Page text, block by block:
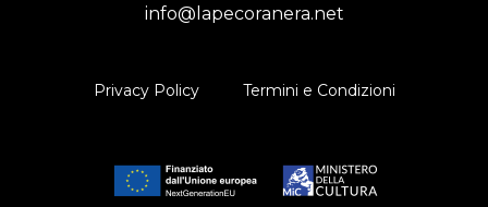
info@lapecoranera.net
Privacy Policy Termini e Condizioni